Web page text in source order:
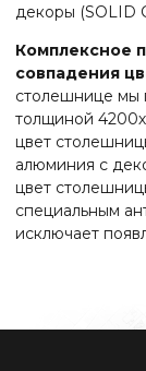
декоры (SOLID
Комплексное
совпадения
столешнице мы
толщиной
цвет
алюминия с
цвет
специальным
исключает